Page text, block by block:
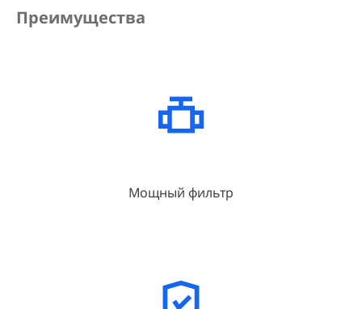
Преимущества
Мощный фильтр